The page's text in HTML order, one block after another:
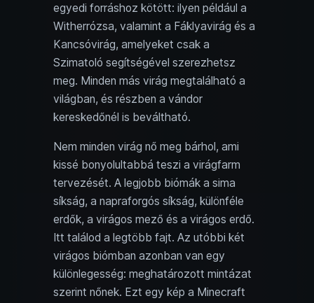
egyedi forráshoz kötött: ilyen például a
Witherrózsa, valamint a Fáklyavirág és a
Kancsóvirág, amelyeket csak a
Szimatoló segítségével szerezhetsz
meg. Minden más virág megtalálható a
világban, és részben a vándor
kereskedőnél is beváltható.
Nem minden virág nő meg bárhol, ami
kissé bonyolultabbá teszi a virágfarm
tervezését. A legjobb biómák a sima
síkság, a napraforgós síkság, különféle
erdők, a virágos mező és a virágos erdő.
Itt találod a legtöbb fajt. Az utóbbi két
virágos biómban azonban van egy
különlegesség: meghatározott mintázat
szerint nőnek. Ezt egy kép a Minecraft